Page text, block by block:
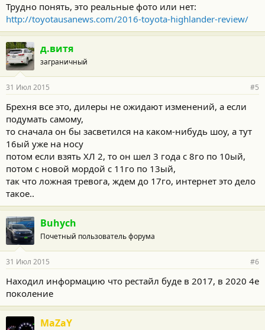
Трудно понять, это реальные фото или нет:
http://toyotausanews.com/2016-toyota-highlander-review/
д.витя
заграничный
31 Июл 2015 #5
Брехня все это, дилеры не ожидают изменений, а если
подумать самому,
то сначала он бы засветился на каком-нибудь шоу, а тут
16ый уже на носу
потом если взять ХЛ 2, то он шел 3 года с 8го по 10ый,
потом с новой мордой с 11го по 13ый,
так что ложная тревога, ждем до 17го, интернет это дело
такое..
Buhych
Почетный пользователь форума
31 Июл 2015 #6
Находил информацию что рестайл буде в 2017, в 2020 4е
поколение
MaZaY